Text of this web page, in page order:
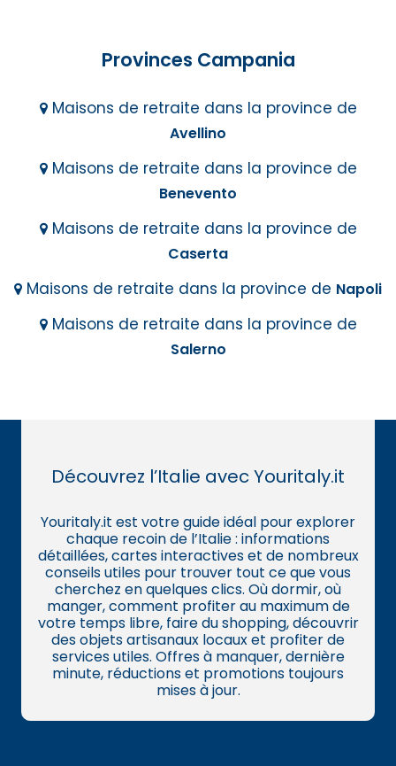
Provinces Campania
Maisons de retraite dans la province de
Avellino
Maisons de retraite dans la province de
Benevento
Maisons de retraite dans la province de
Caserta
Maisons de retraite dans la province de Napoli
Maisons de retraite dans la province de
Salerno
Découvrez l’Italie avec Youritaly.it
Youritaly.it est votre guide idéal pour explorer
chaque recoin de l’Italie : informations
détaillées, cartes interactives et de nombreux
conseils utiles pour trouver tout ce que vous
cherchez en quelques clics. Où dormir, où
manger, comment profiter au maximum de
votre temps libre, faire du shopping, découvrir
des objets artisanaux locaux et profiter de
services utiles. Offres à manquer, dernière
minute, réductions et promotions toujours
mises à jour.